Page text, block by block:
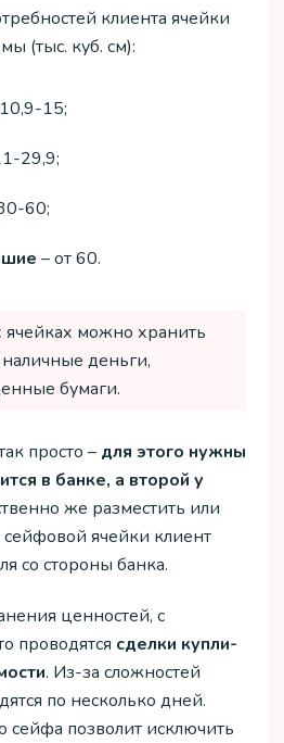
клиента ячейки
(тыс. куб. см):
15;
29,9;
60;
– от 60.
ячейках можно хранить
деньги,
бумаги.
просто – для этого нужны
в банке, а второй у
же разместить или
ячейки клиент
со стороны банка.
ценностей, с
проводятся сделки купли-
. Из-за сложностей
по несколько дней.
сейфа позволит исключить